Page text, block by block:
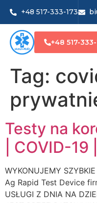
+48 517-333-173
+48 517-333-
Tag:
Testy na
| COVID-19
WYKONUJEMY
Ag Rapid Test Device
USŁUGI Z DNIA NA